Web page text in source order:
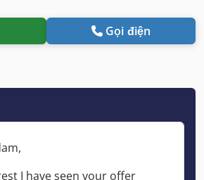
Gọi điện